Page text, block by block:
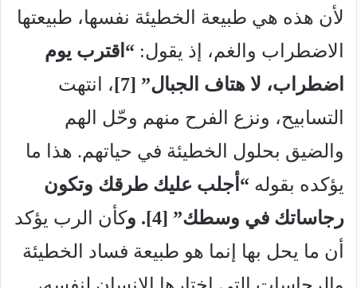
لأن هذه هي طبيعة الخطيئة نفسها، طبيعتها
الاضطراب والغم، إذ يقول: “اقترب يوم
اضطراب، لا هتاف الجبال” [7 ]، انتهت
التسابيح، ونزع الفرح منهم وحّل الهم
والضيق بحلول الخطيئة في حياتهم. هذا ما
يؤكده بقوله “أجلب عليك طرقك وتكون
رجاساتك في وسطك” [4 ]. وكأن الرب يؤكد
أن ما يحل بها إنما هو طبيعة فساد الخطيئة